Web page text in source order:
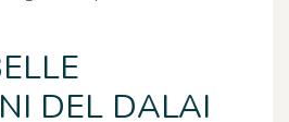
DEL DALAI